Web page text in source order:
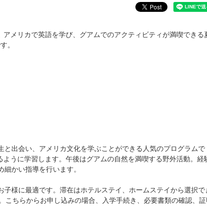
メリカで英語を学び、グアムでのアクティビティが満喫できる
。
出会い、アメリカ文化を学ぶことができる人気のプログラムで
うに学習します。午後はグアムの自然を満喫する野外活動。経
かい指導を行います。
様に最適です。滞在はホテルステイ、ホームステイから選択で
ちらからお申し込みの場合、入学手続き、必要書類の確認、証